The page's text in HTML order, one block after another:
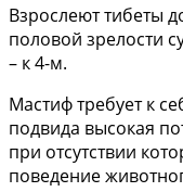
Взрослеют тибеты
половой зрелости
– к 4-м.
Мастиф требует к
подвида высокая
при отсутствии
поведение